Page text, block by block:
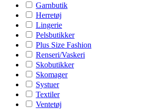
Garnbutik
Herretøj
Lingerie
Pelsbutikker
Plus Size Fashion
Renseri/Vaskeri
Skobutikker
Skomager
Systuer
Textiler
Ventetøj